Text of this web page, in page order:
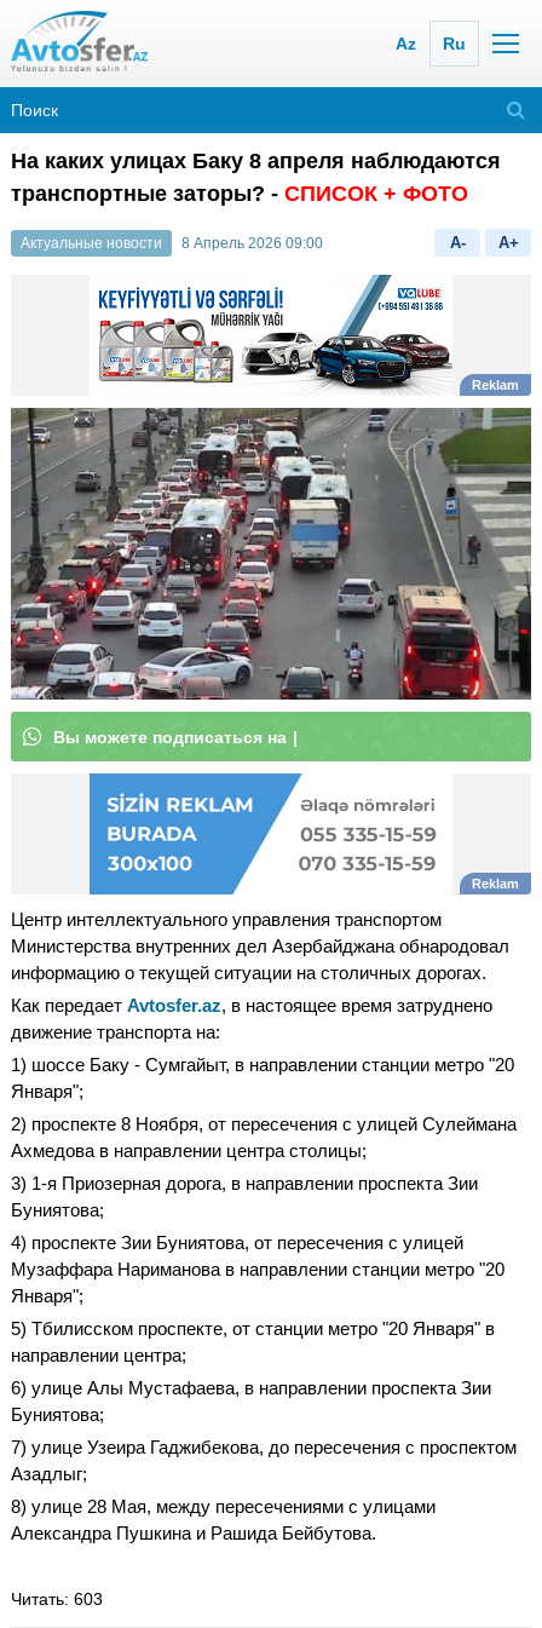
Az Ru
На каких улицах Баку 8 апреля наблюдаются
транспортные заторы? - СПИСОК + ФОТО
Актуальные новости 8 Апрель 2026 09:00 A- A+
Вы мо|
Центр интеллектуального управления транспортом
Министерства внутренних дел Азербайджана обнародовал
информацию о текущей ситуации на столичных дорогах.
Как передает Avtosfer.az, в настоящее время затруднено
движение транспорта на:
1) шоссе Баку - Сумгайыт, в направлении станции метро "20
Января";
2) проспекте 8 Ноября, от пересечения с улицей Сулеймана
Ахмедова в направлении центра столицы;
3) 1-я Приозерная дорога, в направлении проспекта Зии
Буниятова;
4) проспекте Зии Буниятова, от пересечения с улицей
Музаффара Нариманова в направлении станции метро "20
Января";
5) Тбилисском проспекте, от станции метро "20 Января" в
направлении центра;
6) улице Алы Мустафаева, в направлении проспекта Зии
Буниятова;
7) улице Узеира Гаджибекова, до пересечения с проспектом
Азадлыг;
8) улице 28 Мая, между пересечениями с улицами
Александра Пушкина и Рашида Бейбутова.
Читать: 603